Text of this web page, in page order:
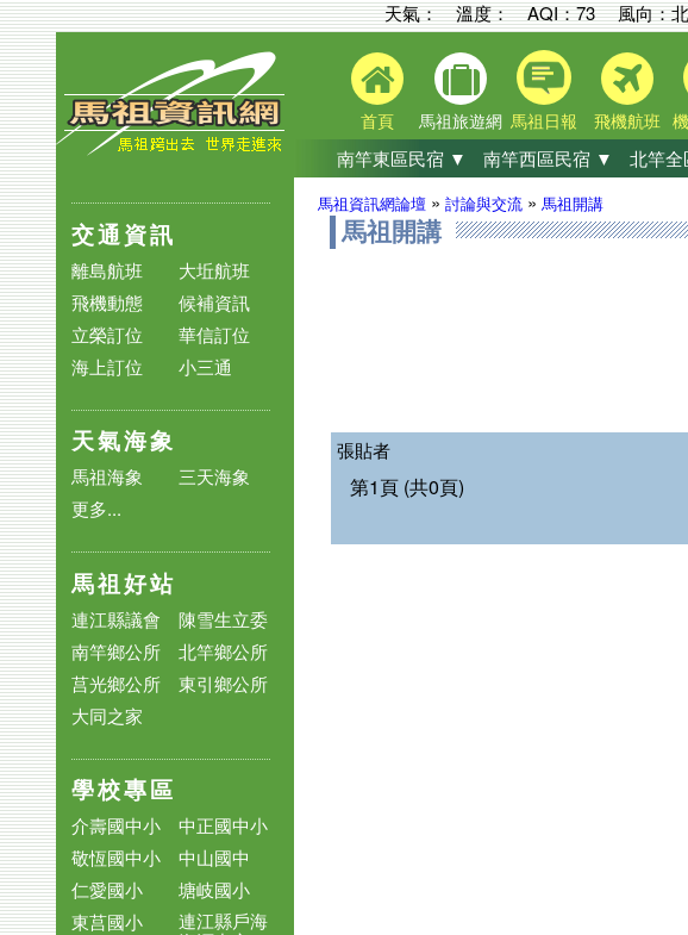
天氣： 溫度：AQI：73 風向：
首頁 馬祖旅遊網 馬祖日報 飛機航班
南竿東區民宿 ▼ 南竿西區民宿 ▼ 北竿
交通資訊
離島航班
大坵航班
飛機動態
候補資訊
立榮訂位
華信訂位
海上訂位
小三通
天氣海象
馬祖海象
三天海象
更多...
馬祖好站
連江縣議會
陳雪生立委
南竿鄉公所
北竿鄉公所
莒光鄉公所
東引鄉公所
大同之家
學校專區
介壽國中小
中正國中小
敬恆國中小
中山國中
仁愛國小
塘岐國小
東莒國小
連江縣戶海
馬祖資訊網論壇 » 討論與交流 » 馬祖開講
馬祖開講
張貼者
第1頁 (共0頁)